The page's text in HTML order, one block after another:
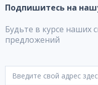
Подпишитесь на
Будьте в курсе наших
предложений